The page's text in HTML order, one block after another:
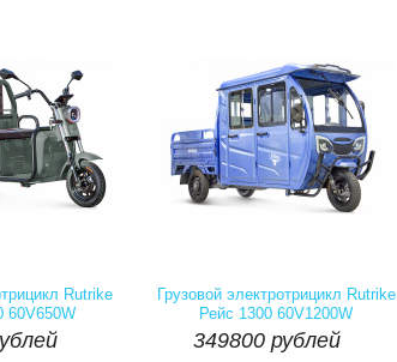
Rutrike
60V650W
Купить
Грузовой электротрицикл Rutrike
Рейс 1300 60V1200W
349800 рублей
349800 рублей
шт  Купить